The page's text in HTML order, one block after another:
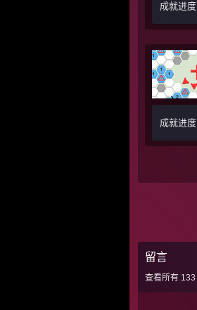
成就进度
成就进度
留言
查看所有 133